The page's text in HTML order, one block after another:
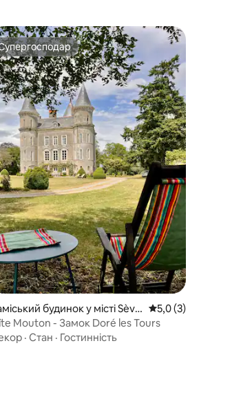
5,0 з 5, відгуки: 21
будинок у місті Sèvr
Середня оцінка:
5,0 (3)
Mouton - Замок Doré les Tours
· Стан · Гостинність